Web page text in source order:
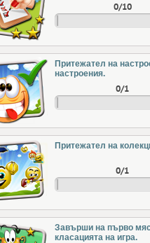
0/10
Притежател на
настроения.
0/1
Притежател на
0/1
Завърши на първо
класацията на игра.